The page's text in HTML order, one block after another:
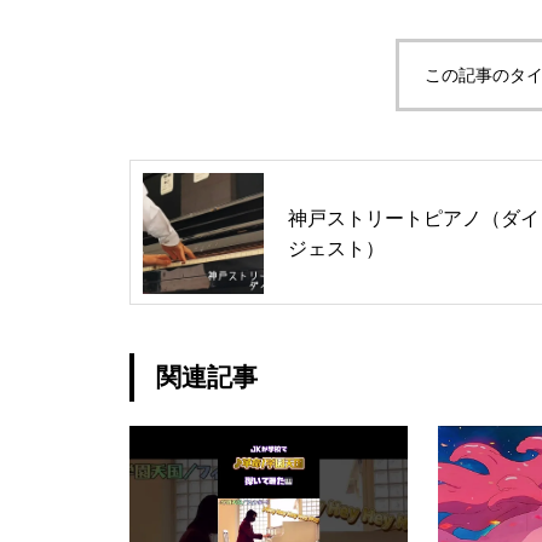
この記事のタ
神戸ストリートピアノ（ダイ
ジェスト）
関連記事